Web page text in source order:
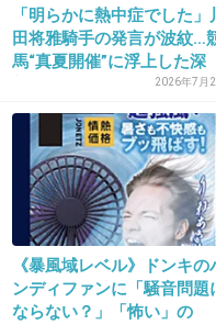
ジャニオタは総じ
28. 匿名2016/01/06(水) 13:50:51
二人組って大変だね。
「明らかに熱中症でした」
田将雅騎手の発言が波紋…
馬“真夏開催”に浮上した深
2026年7月
《暴風域レベル》ドンキの
ンディファンに「騒音問題
ならない？」「怖い」の